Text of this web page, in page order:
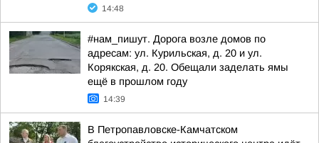
14:48
#нам_пишут. Дорога возле домов по
адресам: ул. Курильская, д. 20 и ул.
Корякская, д. 20. Обещали заделать ямы
ещё в прошлом году
14:39
В Петропавловске-Камчатском